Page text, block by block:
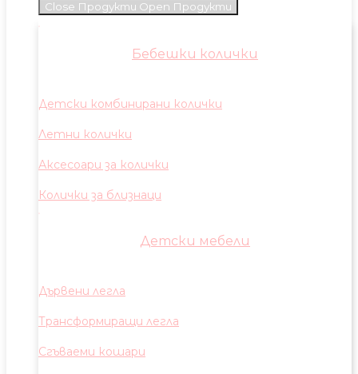
Close Продукти Open Продукти
Бебешки колички
Детски комбинирани колички
Летни колички
Аксесоари за колички
Колички за близнаци
Детски мебели
Дървени легла
Трансформиращи легла
Сгъваеми кошари